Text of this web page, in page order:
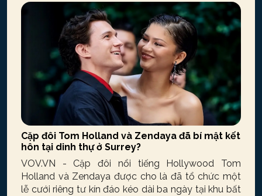
Cặp đôi Tom Holland và Zendaya đã bí mật kết
hôn tại dinh thự ở Surrey?
VOV.VN - Cặp đôi nổi tiếng Hollywood Tom
Holland và Zendaya được cho là đã tổ chức một
lễ cưới riêng tư kín đáo kéo dài ba ngày tại khu bất